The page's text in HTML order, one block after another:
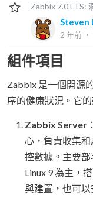
Zabbix 7.0 LTS:
Steven
2 年前 ‧
組件項目
Zabbix 是一個開源
序的健康狀況。它
Zabbix Server
心，負責收集
控數據。主要部
Linux 9 為主，
與建置，也可以